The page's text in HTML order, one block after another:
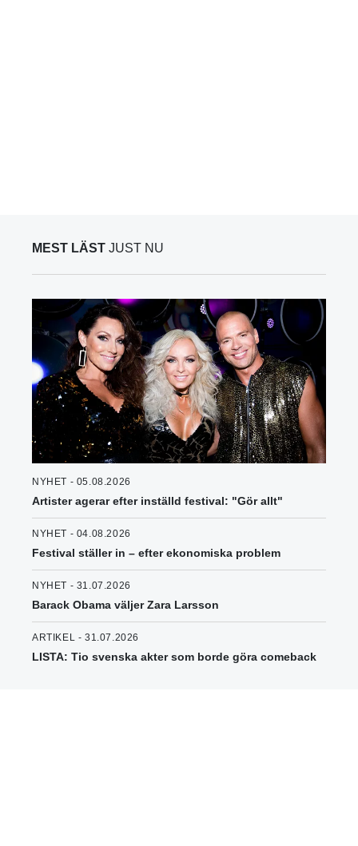
MEST LÄST JUST NU
NYHET - 05.08.2026
Artister agerar efter inställd festival: "Gör allt"
NYHET - 04.08.2026
Festival ställer in – efter ekonomiska problem
NYHET - 31.07.2026
Barack Obama väljer Zara Larsson
ARTIKEL - 31.07.2026
LISTA: Tio svenska akter som borde göra comeback